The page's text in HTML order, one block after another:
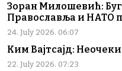
Зоран Милошевић:
Православља и НАТО
24. July 2026. 06:07
Ким Вајтсајд:
22. July 2026. 07:23